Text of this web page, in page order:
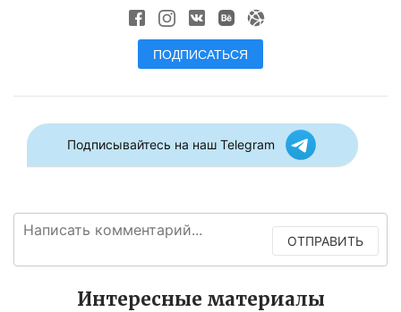
ПОДПИСАТЬСЯ
Подписывайтесь на наш Telegram
ОТПРАВИТЬ
Интересные материалы